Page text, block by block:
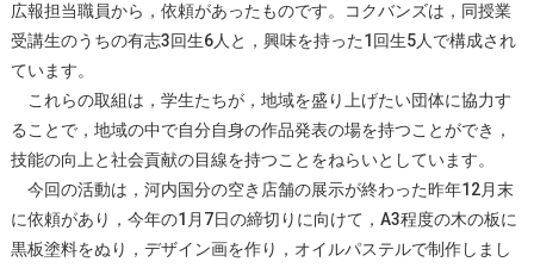
広報担当職員から，依頼があったものです。コクバンズは，同授業
受講生のうちの有志3回生6人と，興味を持った1回生5人で構成され
ています。
これらの取組は，学生たちが，地域を盛り上げたい団体に協力す
ることで，地域の中で自分自身の作品発表の場を持つことができ，
技能の向上と社会貢献の目線を持つことをねらいとしています。
今回の活動は，河内国分の空き店舗の展示が終わった昨年12月末
に依頼があり，今年の1月7日の締切りに向けて，A3程度の木の板に
黒板塗料をぬり，デザイン画を作り，オイルパステルで制作しまし